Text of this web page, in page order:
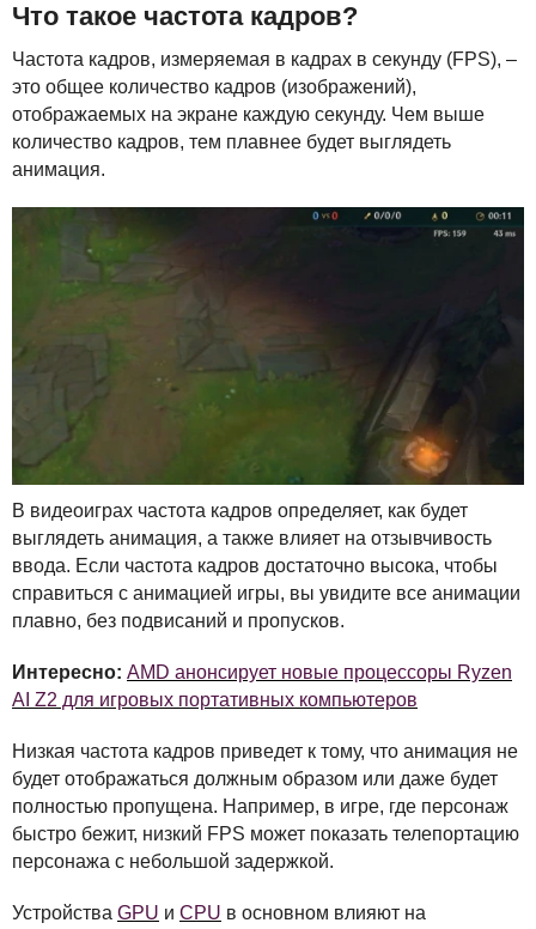
Что такое частота кадров?
Частота кадров, измеряемая в кадрах в секунду (FPS), –
это общее количество кадров (изображений),
отображаемых на экране каждую секунду. Чем выше
количество кадров, тем плавнее будет выглядеть
анимация.
В видеоиграх частота кадров определяет, как будет
выглядеть анимация, а также влияет на отзывчивость
ввода. Если частота кадров достаточно высока, чтобы
справиться с анимацией игры, вы увидите все анимации
плавно, без подвисаний и пропусков.
Интересно: AMD анонсирует новые процессоры Ryzen
AI Z2 для игровых портативных компьютеров
Низкая частота кадров приведет к тому, что анимация не
будет отображаться должным образом или даже будет
полностью пропущена. Например, в игре, где персонаж
быстро бежит, низкий FPS может показать телепортацию
персонажа с небольшой задержкой.
Устройства GPU и CPU в основном влияют на